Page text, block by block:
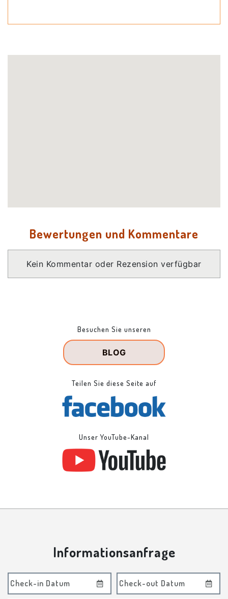
Bewertungen und Kommentare
Kein Kommentar oder Rezension verfügbar
Besuchen Sie unseren
BLOG
Teilen Sie diese Seite auf
Unser YouTube-Kanal
Informationsanfrage
Check-in Datum Check-out Datum